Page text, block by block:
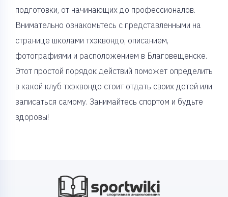
подготовки, от начинающих до профессионалов.
Внимательно ознакомьтесь с представленными на
странице школами тхэквондо, описанием,
фотографиями и расположением в Благовещенске.
Этот простой порядок действий поможет определить
в какой клуб тхэквондо стоит отдать своих детей или
записаться самому. Занимайтесь спортом и будьте
здоровы!